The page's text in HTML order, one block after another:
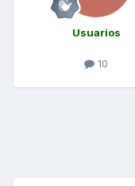
Usuarios
10